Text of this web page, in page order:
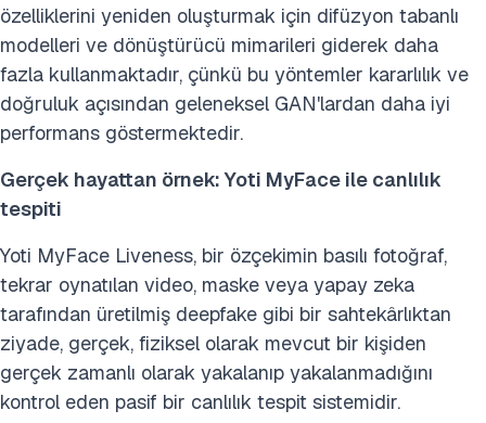
özelliklerini yeniden oluşturmak için difüzyon tabanlı
modelleri ve dönüştürücü mimarileri giderek daha
fazla kullanmaktadır, çünkü bu yöntemler kararlılık ve
doğruluk açısından geleneksel GAN'lardan daha iyi
performans göstermektedir.
Gerçek hayattan örnek: Yoti MyFace ile canlılık
tespiti
Yoti MyFace Liveness, bir özçekimin basılı fotoğraf,
tekrar oynatılan video, maske veya yapay zeka
tarafından üretilmiş deepfake gibi bir sahtekârlıktan
ziyade, gerçek, fiziksel olarak mevcut bir kişiden
gerçek zamanlı olarak yakalanıp yakalanmadığını
kontrol eden pasif bir canlılık tespit sistemidir.